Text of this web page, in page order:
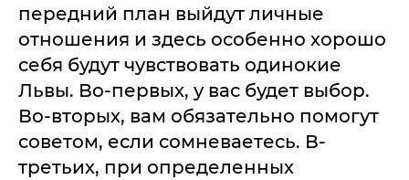
передний план выйдут личные
отношения и здесь особенно хорошо
себя будут чувствовать одинокие
Львы. Во-первых, у вас будет выбор.
Во-вторых, вам обязательно помогут
советом, если сомневаетесь. В-
третьих, при определенных